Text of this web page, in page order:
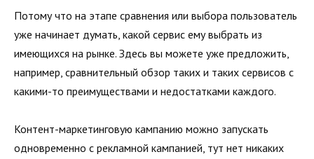
Потому что на этапе сравнения или выбора пользователь
уже начинает думать, какой сервис ему выбрать из
имеющихся на рынке. Здесь вы можете уже предложить,
например, сравнительный обзор таких и таких сервисов с
какими-то преимуществами и недостатками каждого.
Контент-маркетинговую кампанию можно запускать
одновременно с рекламной кампанией, тут нет никаких